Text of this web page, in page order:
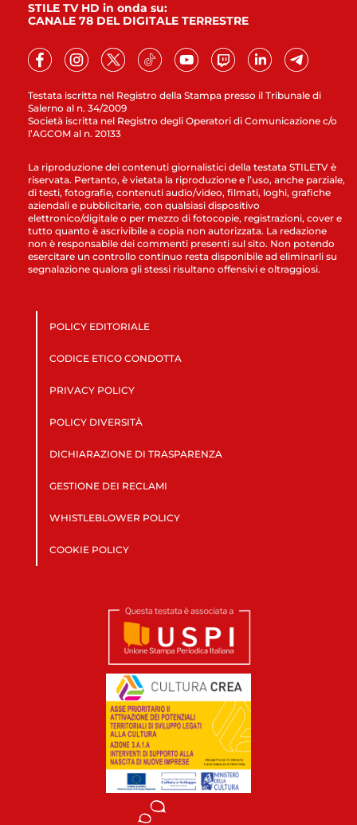
Testata iscritta nel Registro della Stampa presso il Tribunale di
Salerno al n. 34/2009
Società iscritta nel Registro degli Operatori di Comunicazione c/o
l’AGCOM al n. 20133
STILE TV HD in onda su:
CANALE 78 DEL DIGITALE TERRESTRE
La riproduzione dei contenuti giornalistici della testata STILETV è
riservata. Pertanto, è vietata la riproduzione e l’uso, anche parziale,
di testi, fotografie, contenuti audio/video, filmati, loghi, grafiche
aziendali e pubblicitarie, con qualsiasi dispositivo
elettronico/digitale o per mezzo di fotocopie, registrazioni, cover e
tutto quanto è ascrivibile a copia non autorizzata. La redazione
non è responsabile dei commenti presenti sul sito. Non potendo
esercitare un controllo continuo resta disponibile ad eliminarli su
segnalazione qualora gli stessi risultano offensivi e oltraggiosi.
POLICY EDITORIALE
CODICE ETICO CONDOTTA
PRIVACY POLICY
POLICY DIVERSITÀ
DICHIARAZIONE DI TRASPARENZA
GESTIONE DEI RECLAMI
WHISTLEBLOWER POLICY
COOKIE POLICY